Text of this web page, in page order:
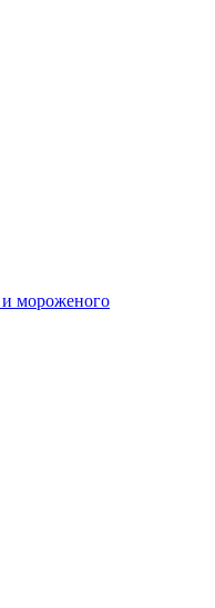
мороженого